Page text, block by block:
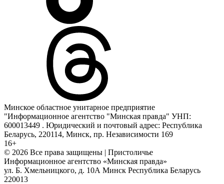
Минское областное унитарное предприятие
"Информационное агентство "Минская правда" УНП:
600013449 . Юридический и почтовый адрес: Республика
Беларусь, 220114, Минск, пр. Независимости 169
16+
© 2026 Все права защищены | Пристоличье
Информационное агентство «Минская правда»
ул. Б. Хмельницкого, д. 10А Минск Республика Беларусь
220013